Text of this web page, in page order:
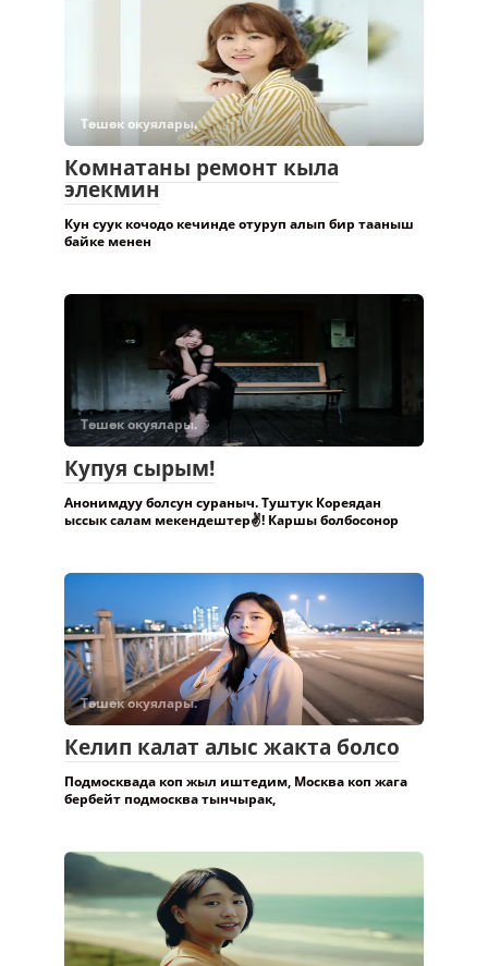
Төшөк окуялары.
Комнатаны ремонт кыла
элекмин
Кун суук кочодо кечинде отуруп алып бир тааныш
байке менен
Төшөк окуялары.
Купуя сырым!
Анонимдуу болсун сураныч. Туштук Кореядан
ыссык салам мекендештер✌️! Каршы болбосонор
Төшөк окуялары.
Келип калат алыс жакта болсо
Подмосквада коп жыл иштедим, Москва коп жага
бербейт подмосква тынчырак,